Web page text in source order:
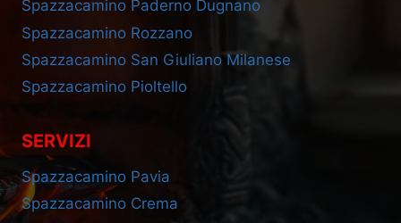
Spazzacamino Paderno Dugnano
Spazzacamino Rozzano
Spazzacamino San Giuliano Milanese
Spazzacamino Pioltello
SERVIZI
Spazzacamino Pavia
Spazzacamino Crema